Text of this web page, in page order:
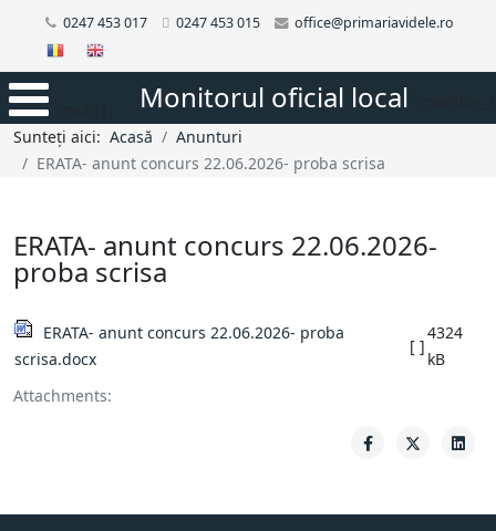
0247 453 017 0247 453 015 office@primariavidele.ro
Monitorul oficial local
Sunteți aici: Acasă
Anunturi
ERATA- anunt concurs 22.06.2026- proba scrisa
ERATA- anunt concurs 22.06.2026-
proba scrisa
Attachments:
ERATA- anunt concurs 22.06.2026- proba
scrisa.docx
[ ]
4324
kB